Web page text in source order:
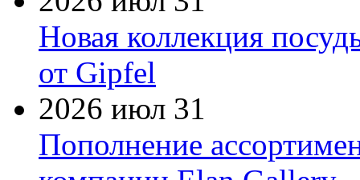
Новая коллекция
от Gipfel
2026 июл 31
Пополнение